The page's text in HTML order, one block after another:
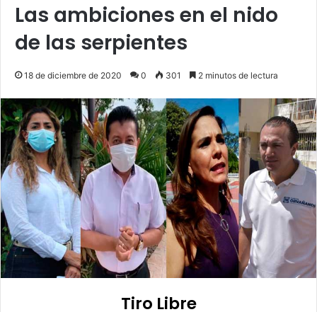
Las ambiciones en el nido
de las serpientes
18 de diciembre de 2020 0 301 2 minutos de lectura
Tiro Libre